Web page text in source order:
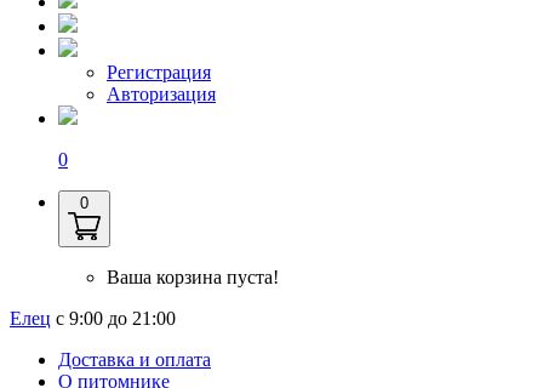
Регистрация
Авторизация
0
0
Ваша корзина пуста!
Елец с 9:00 до 21:00
Доставка и оплата
О питомнике